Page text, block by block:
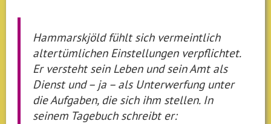
Hammarskjöld fühlt sich vermeintlich
altertümlichen Einstellungen verpflichtet.
Er versteht sein Leben und sein Amt als
Dienst und – ja – als Unterwerfung unter
die Aufgaben, die sich ihm stellen. In
seinem Tagebuch schreibt er: